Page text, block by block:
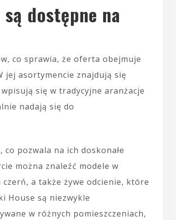
dostępne na
co sprawia, że oferta obejmuje
jej asortymencie znajdują się
się w tradycyjne aranżacje
nadają się do
, co pozwala na ich doskonałe
można znaleźć modele w
a także żywe odcienie, które
House są niezwykle
w różnych pomieszczeniach,